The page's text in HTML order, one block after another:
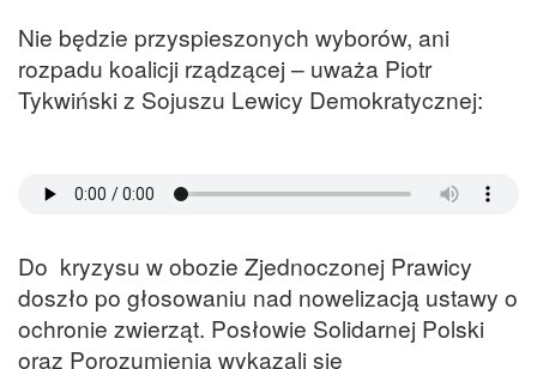
Nie będzie przyspieszonych wyborów, ani
rozpadu koalicji rządzącej – uważa Piotr
Tykwiński z Sojuszu Lewicy Demokratycznej:
Do kryzysu w obozie Zjednoczonej Prawicy
doszło po głosowaniu nad nowelizacją ustawy o
ochronie zwierząt. Posłowie Solidarnej Polski
oraz Porozumienia wykazali się